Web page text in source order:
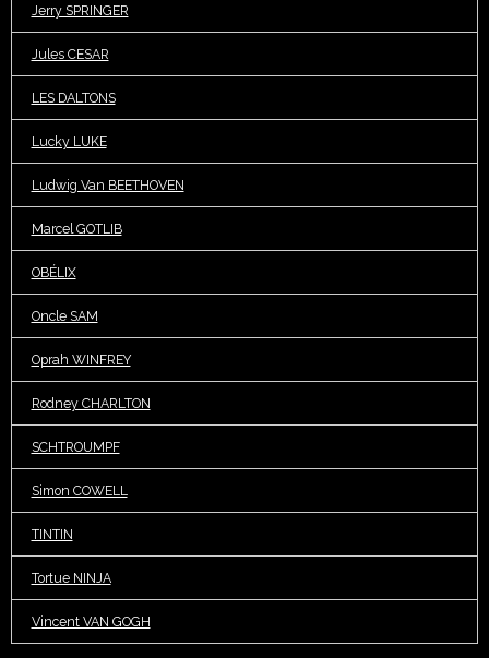
Jerry SPRINGER
Jules CESAR
LES DALTONS
Lucky LUKE
Ludwig Van BEETHOVEN
Marcel GOTLIB
OBÉLIX
Oncle SAM
Oprah WINFREY
Rodney CHARLTON
SCHTROUMPF
Simon COWELL
TINTIN
Tortue NINJA
Vincent VAN GOGH